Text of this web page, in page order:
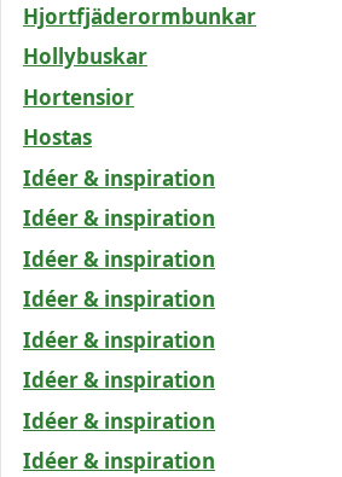
Hjortfjäderormbunkar
Hollybuskar
Hortensior
Hostas
Idéer & inspiration
Idéer & inspiration
Idéer & inspiration
Idéer & inspiration
Idéer & inspiration
Idéer & inspiration
Idéer & inspiration
Idéer & inspiration